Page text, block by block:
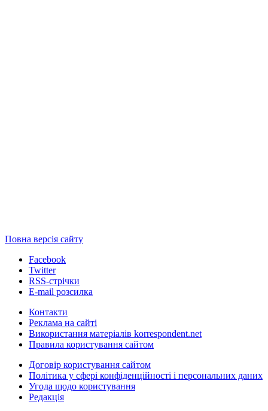
Повна версія сайту
Facebook
Twitter
RSS-стрічки
E-mail розсилка
Контакти
Реклама на сайті
Використання матеріалів korrespondent.net
Правила користування сайтом
Договір користування сайтом
Політика у сфері конфіденційності і персональних даних
Угода щодо користування
Редакція